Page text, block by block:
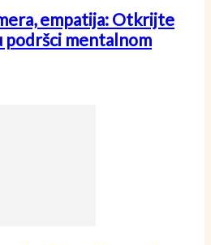
empatija: Otkrijte
podršci mentalnom